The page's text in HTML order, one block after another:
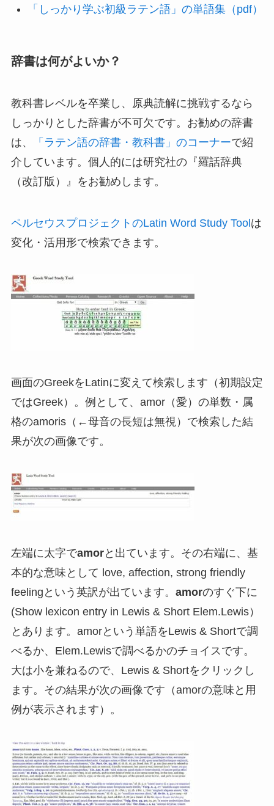
「しっかり学ぶ初級ラテン語」の単語集（pdf）
辞書は何がよいか？
教科書レベルを卒業し、原典読解に挑戦するなら
しっかりとした辞書が不可欠です。お勧めの辞書
は、
「ラテン語の辞書・教科書」のコーナーで紹
介しています。個人的には研究社の『羅話辞典
（改訂版）』をお勧めします。
ペルセウスプロジェクトのLatin Word Study Tool は
変化・活用形で検索できます。
画面のGreekをLatinに変えて検索します（初期設定
ではGreek）。例として、amor（愛）の単数・属
格のamoris（←母音の長短は無視）で検索した結
果が次の画像です。
左端に太字でamorと出ています。その右端に、基
本的な意味として love, affection, strong friendly
feelingという英訳が出ています。 amorのすぐ下に
(Show lexicon entry in Lewis & Short Elem.Lewis）
とあります。amorという単語をLewis & Shortで調
べるか、Elem.Lewisで調べるかのチョイスです。
大は小を兼ねるので、Lewis & Shortをクリックし
ます。その結果が次の画像です（amorの意味と用
例が表示されます）。